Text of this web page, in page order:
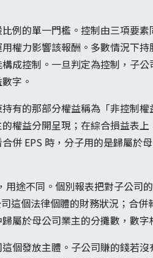
例的單一門檻。控制由三項要
權力影響該報酬。多數情況下持
成控制。一旦判定為控制，子
字。
有的那部分權益稱為「非控制權
權益分開呈現；在綜合損益表
併 EPS 時，分子用的是歸屬於
途不同。個別報表把對子公司
這個法律個體的財務狀況；合併
屬於母公司業主的分攤數，數字
個發放主體。子公司賺的錢若